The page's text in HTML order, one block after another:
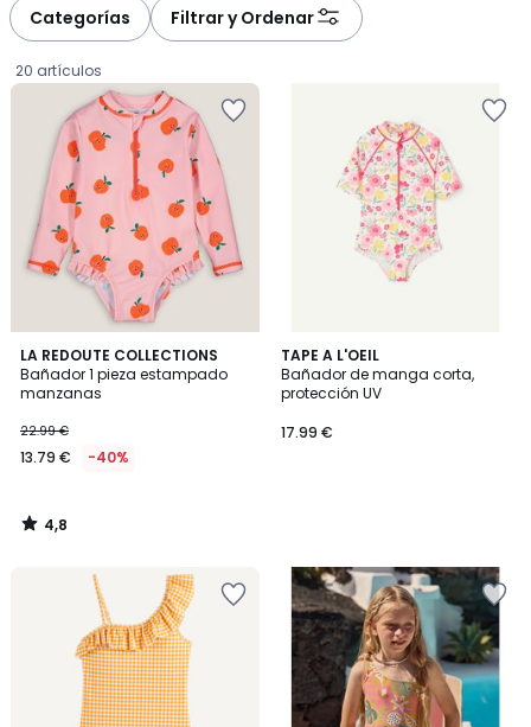
Categorías Filtrar y Ordenar
20 artículos
LA REDOUTE COLLECTIONS
Bañador 1 pieza estampado
manzanas
€
en
de
22.99
descuento
aplicado.
22.99 €
13.79 € -40%
4,8
/ 5
4,8
/
TAPE A L'OEIL
Bañador de manga corta,
protección UV
17.99 €